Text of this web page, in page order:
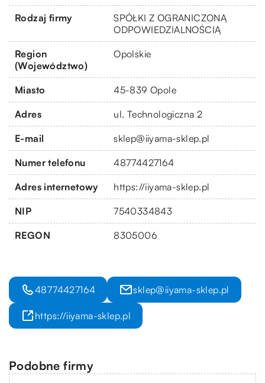
Rodzaj firmy
SPÓŁKI Z OGRANICZONĄ
ODPOWIEDZIALNOŚCIĄ
Region
(Województwo)
Opolskie
Miasto 45-839 Opole
Adres ul. Technologiczna 2
E-mail sklep@iiyama-sklep.pl
Numer telefonu 48774427164
Adres internetowy https://iiyama-sklep.pl
NIP 7540334843
REGON 8305006
48774427164 sklep@iiyama-sklep.pl
https://iiyama-sklep.pl
Podobne firmy